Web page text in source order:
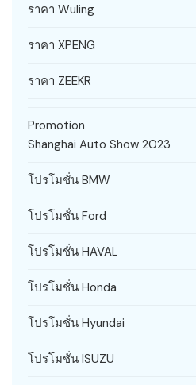
ราคา Wuling
ราคา XPENG
ราคา ZEEKR
Promotion
Shanghai Auto Show 2023
โปรโมชั่น BMW
โปรโมชั่น Ford
โปรโมชั่น HAVAL
โปรโมชั่น Honda
โปรโมชั่น Hyundai
โปรโมชั่น ISUZU